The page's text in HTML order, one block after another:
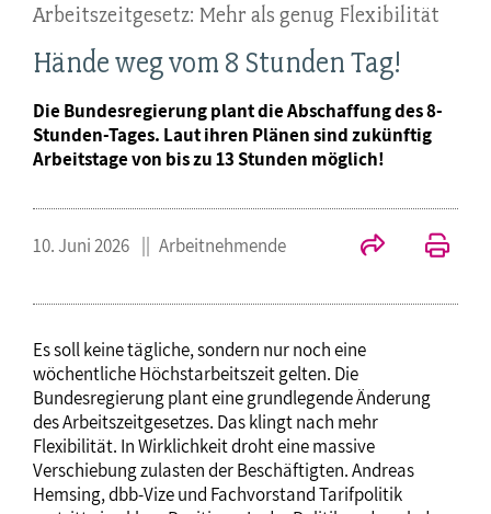
Arbeitszeitgesetz: Mehr als genug Flexibilität
Hände weg vom 8 Stunden Tag!
Die Bundesregierung plant die Abschaffung des 8-
Stunden-Tages. Laut ihren Plänen sind zukünftig
Arbeitstage von bis zu 13 Stunden möglich!
10. Juni 2026 Arbeitnehmende
Es soll keine tägliche, sondern nur noch eine
wöchentliche Höchstarbeitszeit gelten. Die
Bundesregierung plant eine grundlegende Änderung
des Arbeitszeitgesetzes. Das klingt nach mehr
Flexibilität. In Wirklichkeit droht eine massive
Verschiebung zulasten der Beschäftigten. Andreas
Hemsing, dbb-Vize und Fachvorstand Tarifpolitik